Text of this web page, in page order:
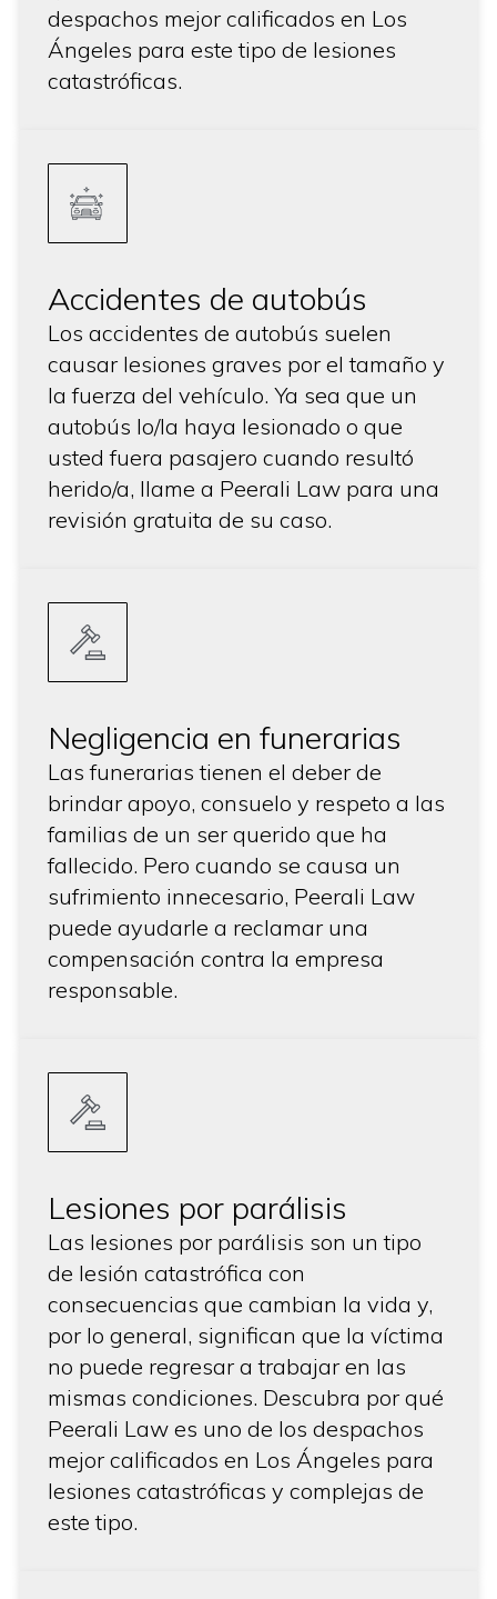
despachos mejor calificados en Los
Ángeles para este tipo de lesiones
catastróficas.
Accidentes de autobús
Los accidentes de autobús suelen
causar lesiones graves por el tamaño y
la fuerza del vehículo. Ya sea que un
autobús lo/la haya lesionado o que
usted fuera pasajero cuando resultó
herido/a, llame a Peerali Law para una
revisión gratuita de su caso.
Negligencia en funerarias
Las funerarias tienen el deber de
brindar apoyo, consuelo y respeto a las
familias de un ser querido que ha
fallecido. Pero cuando se causa un
sufrimiento innecesario, Peerali Law
puede ayudarle a reclamar una
compensación contra la empresa
responsable.
Lesiones por parálisis
Las lesiones por parálisis son un tipo
de lesión catastrófica con
consecuencias que cambian la vida y,
por lo general, significan que la víctima
no puede regresar a trabajar en las
mismas condiciones. Descubra por qué
Peerali Law es uno de los despachos
mejor calificados en Los Ángeles para
lesiones catastróficas y complejas de
este tipo.